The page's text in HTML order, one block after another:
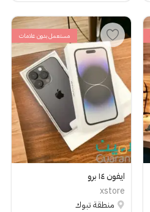
مستعمل بدون علامات
ايفون ١٤ برو
xstore
منطقة تبوك